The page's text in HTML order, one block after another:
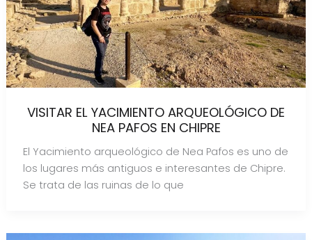
VISITAR EL YACIMIENTO ARQUEOLÓGICO DE
NEA PAFOS EN CHIPRE
El Yacimiento arqueológico de Nea Pafos es uno de
los lugares más antiguos e interesantes de Chipre.
Se trata de las ruinas de lo que